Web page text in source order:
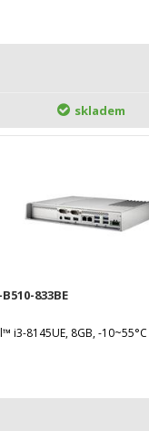
skladem
833BE
i3-8145UE, 8GB, -